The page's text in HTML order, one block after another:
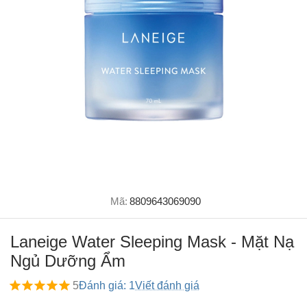
Mã: 8809643069090
Laneige Water Sleeping Mask - Mặt Nạ
Ngủ Dưỡng Ẩm
5Đánh giá: 1Viết đánh giá